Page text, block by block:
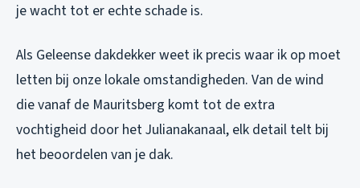
je wacht tot er echte schade is.
Als Geleense dakdekker weet ik precis waar ik op moet
letten bij onze lokale omstandigheden. Van de wind
die vanaf de Mauritsberg komt tot de extra
vochtigheid door het Julianakanaal, elk detail telt bij
het beoordelen van je dak.